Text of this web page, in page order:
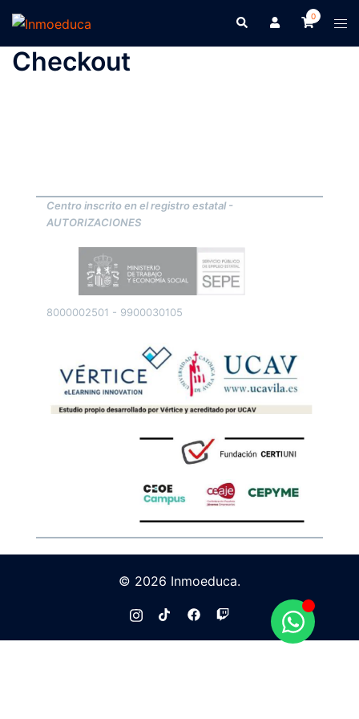
0
Checkout
Centro inscrito en el registro estatal -
AUTORIZACIONES
8000002501 - 9900030105
© 2026 Inmoeduca.